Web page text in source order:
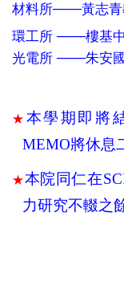
材料所───黃志
環工所 ───樓基
光電所 ───朱安
★ 本學期即將
MEMO將休息
★本院同仁在
力研究不輟之